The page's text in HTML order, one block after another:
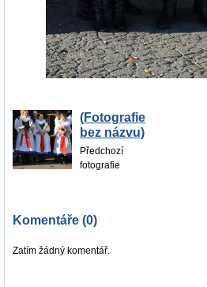
(Fotografie
bez názvu)
Předchozí
fotografie
Komentáře (0)
Zatím žádný komentář.